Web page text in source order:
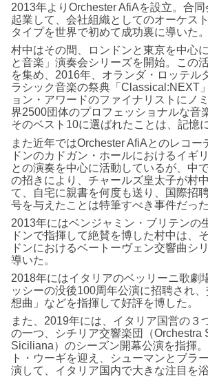
2013年よりOrchester AfiAを設立。合
起業して、会社組織としてのオーケス
タイプを世界で初めて成功裏に導いた。
村中はその間、ロンドンと東京を中心
と音楽」演奏会シリーズを開始。この
を集め、2016年、オランダ・ロッテル
ラシック音楽の祭典「Classical:NEXT
ョン・アワードのファイナリストにノ
界2500団体のプロフェッショナルな音
そのベスト10に選ばれたことは、記憶
また近年ではOrchester AfiAとのレコー
ドンのカドガン・ホールにおけるイギ
との演奏を中心に活動しているが、中
の招きにより、チャールズ皇太子が村
て、自宅に親書を何度も送り、国際招
号を与えたことは特筆すべき事件だった
2013年にはベンジャミン・ブリテンの
ドンで指揮して絶賛を博した村中は、
ドンにおけるベートーヴェン交響曲シ
導いた。
2018年にはイタリアのベッリーニ歌劇
ッシーの没後100周年公演に招聘され
想曲」などを指揮して好評を博した。
また、2019年には、イタリア国営の３
の一つ、シチリア交響楽団（Orchestra
Siciliana）のシーズン開幕公演を指揮
ト・ウーギを迎え、シューマンとブラ
演して、イタリア国内で大きな注目を浴